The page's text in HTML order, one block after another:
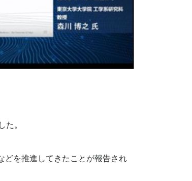
た。
を推進してきたことが報告され